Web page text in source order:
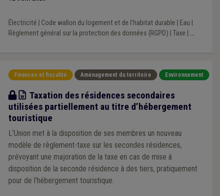
Électricité Code wallon du logement et de l'habitat durable Eau
Règlement général sur la protection des données (RGPD) Taxe ...
Finances et fiscalité Aménagement du territoire Environnement
Modèle
Taxation des résidences secondaires
utilisées partiellement au titre d’hébergement
touristique
L’Union met à la disposition de ses membres un nouveau
modèle de règlement-taxe sur les secondes résidences,
prévoyant une majoration de la taxe en cas de mise à
disposition de la seconde résidence à des tiers, pratiquement
pour de l’hébergement touristique.